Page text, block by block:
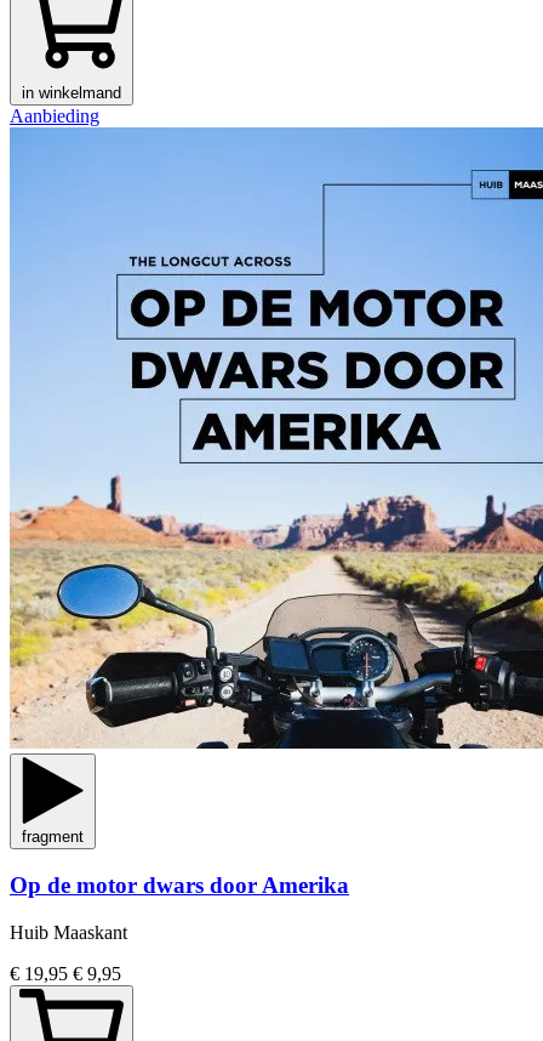
in winkelmand
Aanbieding
fragment
Op de motor dwars door Amerika
Huib Maaskant
€ 19,95 € 9,95